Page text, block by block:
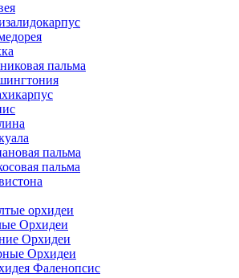
пальма
пальма
пальма
орхидеи
Орхидеи
Орхидеи
Орхидеи
Фаленопсис